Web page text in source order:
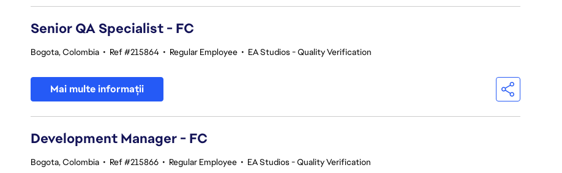
Senior QA Specialist - FC
Bogota, Colombia • Ref #215864 • Regular Employee • EA Studios - Quality Verification
Mai multe informații
Development Manager - FC
Bogota, Colombia • Ref #215866 • Regular Employee • EA Studios - Quality Verification